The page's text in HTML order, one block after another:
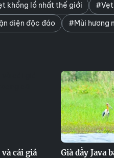
khổng lồ nhất thế giới #Vẹt
diện độc đáo
#Mùi hương
cái giá
Già đẫy Java